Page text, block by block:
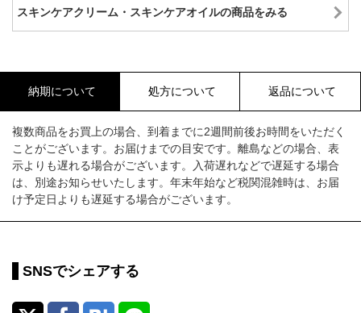
スキンケアクリーム・スキンケアオイルの商品をみる
納期について 処方について 返品について
複数商品をお買上の場合、到着までに2週間前後お時間をいただく
ことがございます。お届けまでの目安です。離島などの場合、表
示よりも遅れる場合がございます。入荷遅れなどで遅延する場合
は、別途お知らせいたします。年末年始など税関混雑時は、お届
け予定日よりも遅延する場合がございます。
SNSでシェアする